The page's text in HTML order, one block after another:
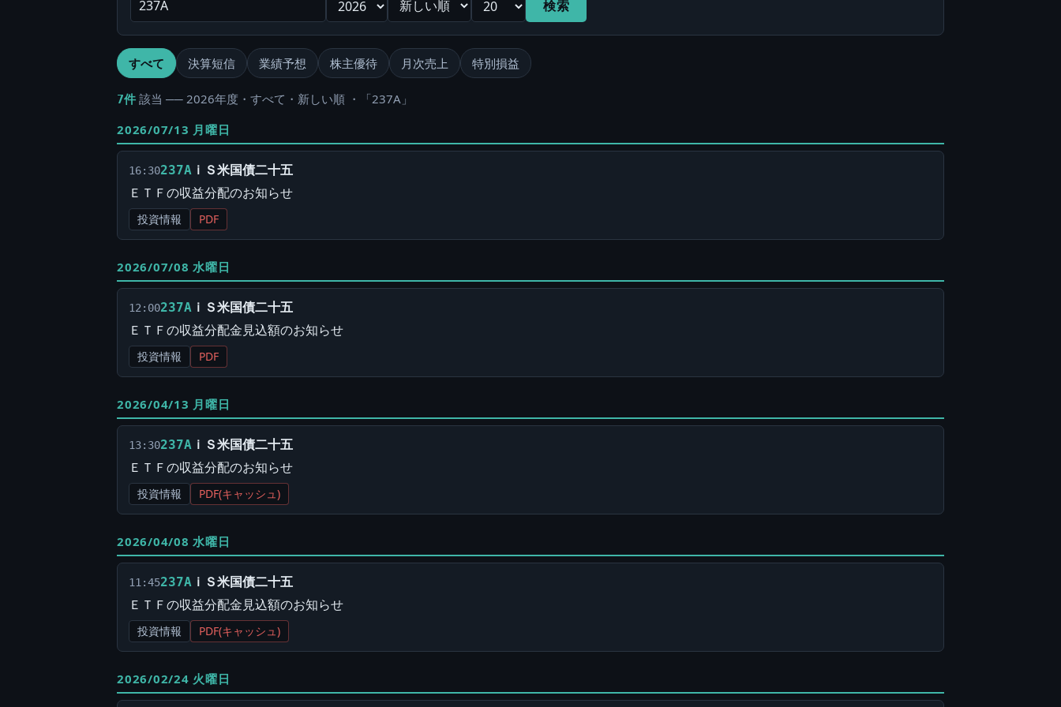
検索
すべて 決算短信 業績予想 株主優待 月次売上 特別損益
7件 該当 ── 2026年度・すべて・新しい順 ・「237A」
2026/07/13 月曜日
16:30237A ｉＳ米国債二十五
ＥＴＦの収益分配のお知らせ
投資情報 PDF
2026/07/08 水曜日
12:00237A ｉＳ米国債二十五
ＥＴＦの収益分配金見込額のお知らせ
投資情報 PDF
2026/04/13 月曜日
13:30237A ｉＳ米国債二十五
ＥＴＦの収益分配のお知らせ
投資情報 PDF(キャッシュ)
2026/04/08 水曜日
11:45237A ｉＳ米国債二十五
ＥＴＦの収益分配金見込額のお知らせ
投資情報 PDF(キャッシュ)
2026/02/24 火曜日